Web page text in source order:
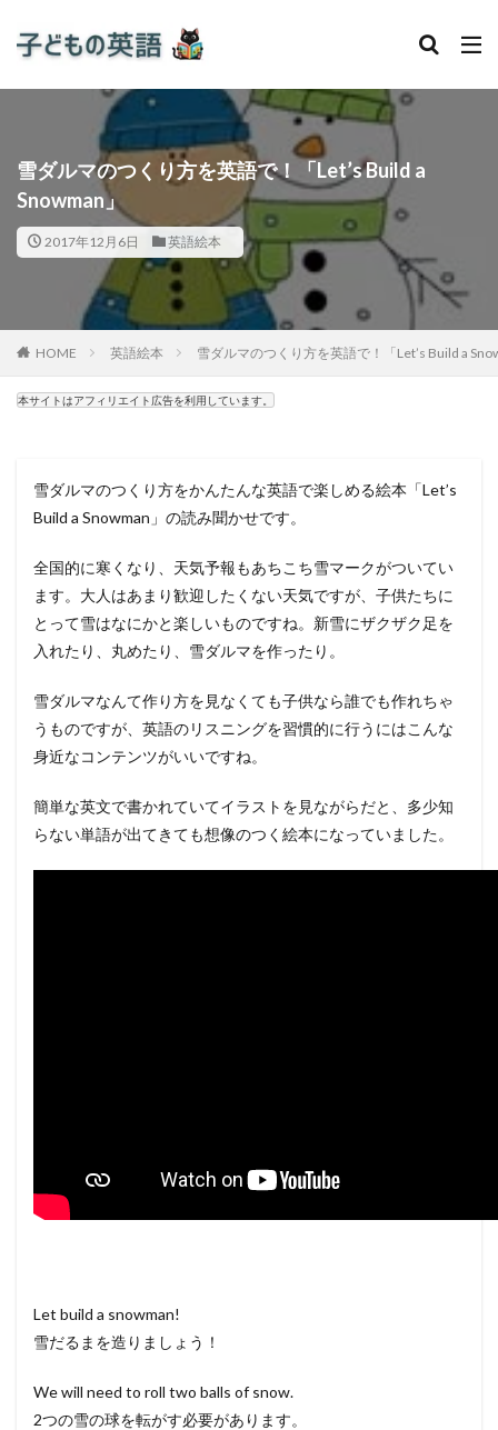
雪ダルマのつくり方を英語で！「Let’s Build a
Snowman」
2017年12月6日 英語絵本
HOME 英語絵本 雪ダルマのつくり方を英語で！「Let’s Build a
本サイトはアフィリエイト広告を利用しています。
雪ダルマのつくり方をかんたんな英語で楽しめる絵本「Let’s
Build a Snowman」の読み聞かせです。
全国的に寒くなり、天気予報もあちこち雪マークがついてい
ます。大人はあまり歓迎したくない天気ですが、子供たちに
とって雪はなにかと楽しいものですね。新雪にザクザク足を
入れたり、丸めたり、雪ダルマを作ったり。
雪ダルマなんて作り方を見なくても子供なら誰でも作れちゃ
うものですが、英語のリスニングを習慣的に行うにはこんな
身近なコンテンツがいいですね。
簡単な英文で書かれていてイラストを見ながらだと、多少知
らない単語が出てきても想像のつく絵本になっていました。
Let build a snowman!
雪だるまを造りましょう！
We will need to roll two balls of snow.
2つの雪の球を転がす必要があります。